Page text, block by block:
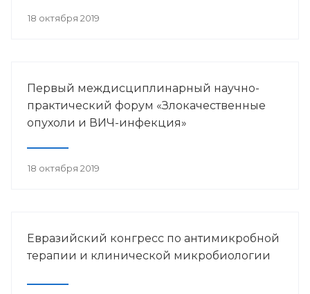
18 октября 2019
Первый междисциплинарный научно-
практический форум «Злокачественные
опухоли и ВИЧ-инфекция»
18 октября 2019
Евразийский конгресс по антимикробной
терапии и клинической микробиологии